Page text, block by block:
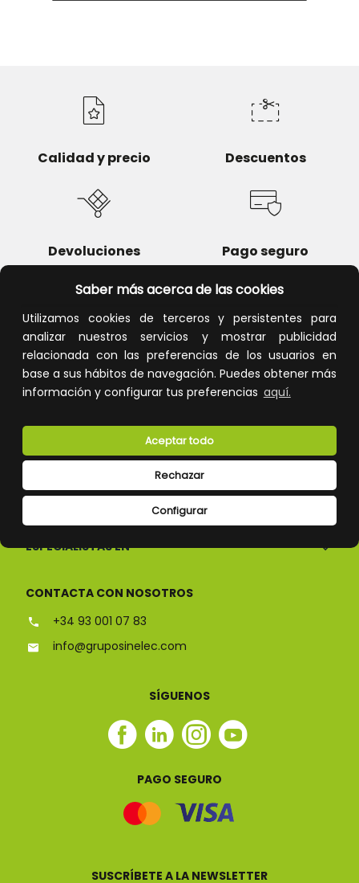
Saber más acerca de las cookies
Utilizamos cookies de terceros y persistentes para
analizar nuestros servicios y mostrar publicidad
relacionada con las preferencias de los usuarios en
base a sus hábitos de navegación. Puedes obtener más
información y configurar tus preferencias aquí.
Configurar
Rechazar
Aceptar todo
Calidad y precio Descuentos
Devoluciones Pago seguro
Atención al cliente
CONÓCENOS
ESPECIALISTAS EN
CONTACTA CON NOSOTROS
+34 93 001 07 83
info@gruposinelec.com
SÍGUENOS
Facebook
Linkedin
Instagram
Youtube
PAGO SEGURO
SUSCRÍBETE A LA NEWSLETTER